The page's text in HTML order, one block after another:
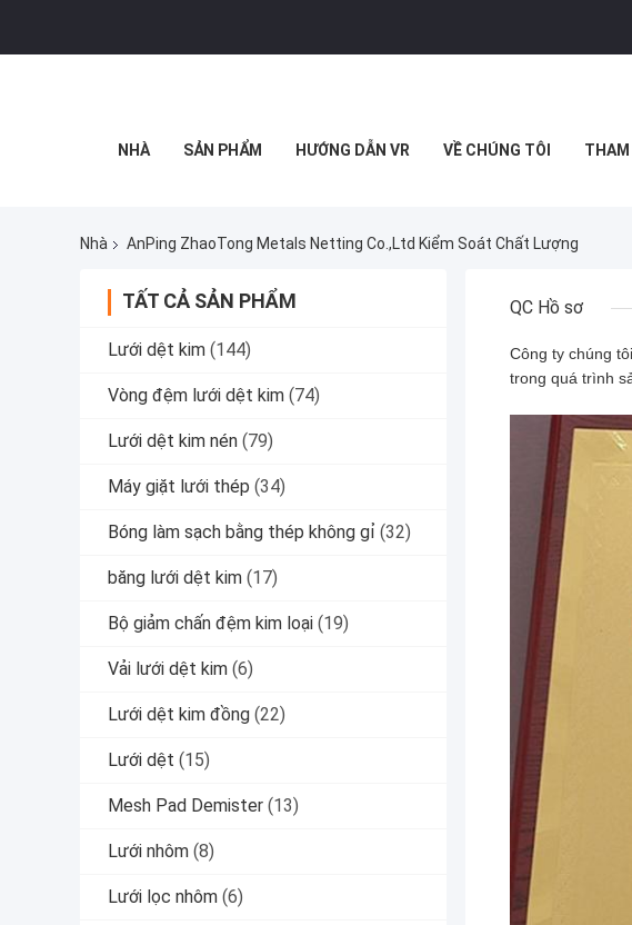
NHÀ SẢN PHẨM HƯỚNG DẪN VR VỀ CHÚNG TÔI THAM
Nhà AnPing ZhaoTong Metals Netting Co.,Ltd Kiểm Soát Chất Lượng
TẤT CẢ SẢN PHẨM
Lưới dệt kim (144)
Vòng đệm lưới dệt kim (74)
Lưới dệt kim nén (79)
Máy giặt lưới thép (34)
Bóng làm sạch bằng thép không gỉ (32)
băng lưới dệt kim (17)
Bộ giảm chấn đệm kim loại (19)
Vải lưới dệt kim (6)
Lưới dệt kim đồng (22)
Lưới dệt (15)
Mesh Pad Demister (13)
Lưới nhôm (8)
Lưới lọc nhôm (6)
QC Hồ sơ
Công ty chúng
trong quá trình